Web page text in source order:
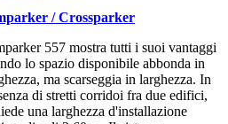
/ Crossparker
557 mostra tutti i suoi vantaggi
lo spazio disponibile abbonda in
ma scarseggia in larghezza. In
di stretti corridoi fra due edifici,
una larghezza d'installazione